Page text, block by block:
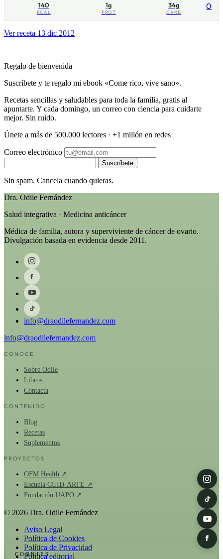
140
KCAL
1g
PROT
34g
CARB
0
Ver receta 13 dic 2012
Regalo de bienvenida
Suscríbete y te regalo mi ebook «Come rico, vive sano».
Recetas sencillas y saludables para toda la familia, gratis al
apuntarte. Y cada domingo, un correo con ciencia para cuidarte
mejor. Sin ruido.
Únete a más de 500.000 lectores · +1 millón en redes
Correo electrónico
Suscríbete
Sin spam. Cancela cuando quieras.
Dra. Odile Fernández
Salud integrativa · Medicina anticáncer
Médica de familia, autora y superviviente de cáncer de ovario.
Divulgación basada en evidencia desde 2011.
info@draodilefernandez.com
info@draodilefernandez.com
CONOCE
Sobre Odile
Libros
Contacta
CONTENIDO
Blog
Recetas
Suplementos
PROYECTOS
OFM Health ↗
Escuela CUID-ARTE ↗
Fundación UAPO ↗
© 2026 Dra. Odile Fernández
Aviso Legal
Política de Cookies
Política de Privacidad
Política editorial
COOKIES